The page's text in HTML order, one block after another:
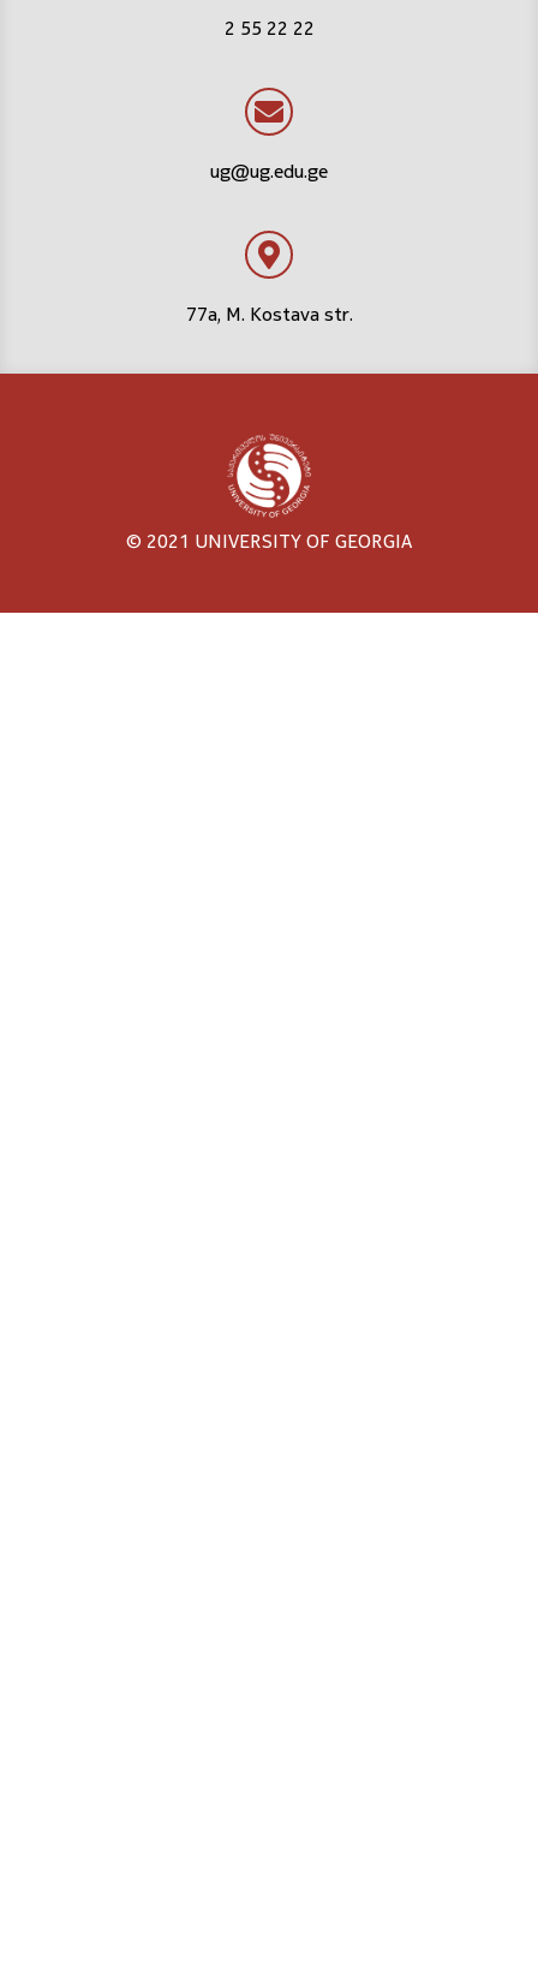
2 55 22 22
ug@ug.edu.ge
77a, M. Kostava str.
© 2021 UNIVERSITY OF GEORGIA